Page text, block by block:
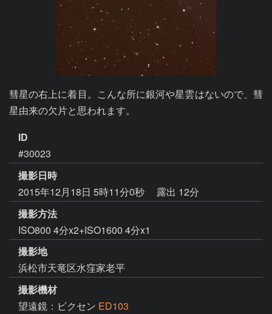
彗星の右上に着目。こんな所に銀河や星雲はないので、彗
星由来の欠片と思われます。
ID
#30023
撮影日時
2015年12月18日 5時11分0秒
露出 12分
撮影方法
ISO800 4分x2+ISO1600 4分x1
撮影地
浜松市天竜区水窪家老平
撮影機材
望遠鏡：ビクセン ED103